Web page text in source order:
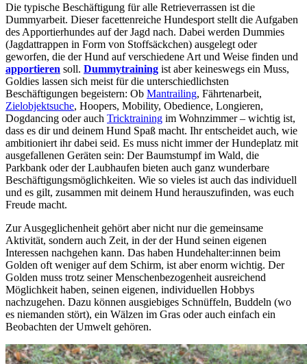
Die typische Beschäftigung für alle Retrieverrassen ist die
Dummyarbeit. Dieser facettenreiche Hundesport stellt die Aufgaben
des Apportierhundes auf der Jagd nach. Dabei werden Dummies
(Jagdattrappen in Form von Stoffsäckchen) ausgelegt oder
geworfen, die der Hund auf verschiedene Art und Weise finden und
apportieren soll. Dummytraining ist aber keineswegs ein Muss,
Goldies lassen sich meist für die unterschiedlichsten
Beschäftigungen begeistern: Ob Mantrailing, Fährtenarbeit,
Zielobjektsuche, Hoopers, Mobility, Obedience, Longieren,
Dogdancing oder auch Tricktraining im Wohnzimmer – wichtig ist,
dass es dir und deinem Hund Spaß macht. Ihr entscheidet auch, wie
ambitioniert ihr dabei seid. Es muss nicht immer der Hundeplatz mit
ausgefallenen Geräten sein: Der Baumstumpf im Wald, die
Parkbank oder der Laubhaufen bieten auch ganz wunderbare
Beschäftigungsmöglichkeiten. Wie so vieles ist auch das individuell
und es gilt, zusammen mit deinem Hund herauszufinden, was euch
Freude macht.
Zur Ausgeglichenheit gehört aber nicht nur die gemeinsame
Aktivität, sondern auch Zeit, in der der Hund seinen eigenen
Interessen nachgehen kann. Das haben Hundehalter:innen beim
Golden oft weniger auf dem Schirm, ist aber enorm wichtig. Der
Golden muss trotz seiner Menschenbezogenheit ausreichend
Möglichkeit haben, seinen eigenen, individuellen Hobbys
nachzugehen. Dazu können ausgiebiges Schnüffeln, Buddeln (wo
es niemanden stört), ein Wälzen im Gras oder auch einfach ein
Beobachten der Umwelt gehören.